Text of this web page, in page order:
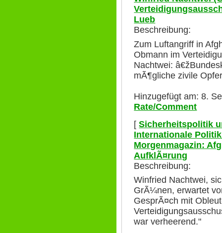
Lueb
Beschreibung:
Zum Luftangriff in
Obmann im
Nachtwei:
mÃ¶gliche zivile
Hinzugefügt am: 8.
Rate/Comment
[Sicherheitspolitik
Internationale
Morgenmagazin:
AufklÃ¤rung
Beschreibung:
Winfried Nachtwei,
GrÃ¼nen, erwartet
GesprÃ¤ch mit
war verheerend."